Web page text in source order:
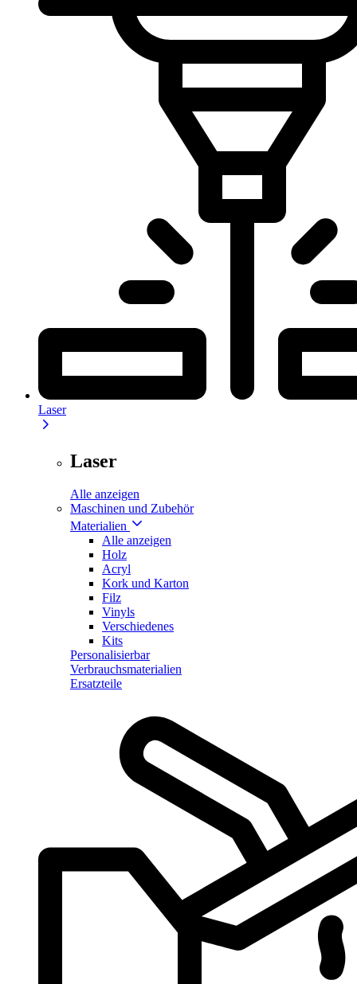
Laser
Laser
Alle anzeigen
Maschinen und Zubehör
Materialien
Alle anzeigen
Holz
Acryl
Kork und Karton
Filz
Vinyls
Verschiedenes
Kits
Personalisierbar
Verbrauchsmaterialien
Ersatzteile